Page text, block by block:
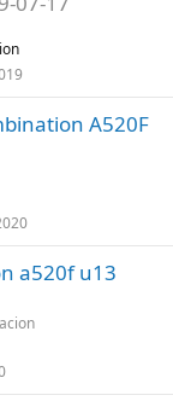
A520F
a520f u13